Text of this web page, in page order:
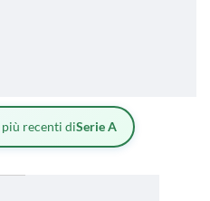
recenti diSerie A